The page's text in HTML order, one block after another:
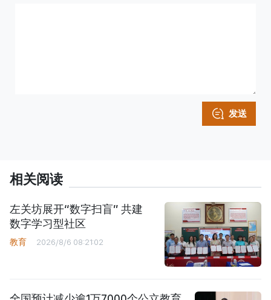
发送
相关阅读
左关坊展开“数字扫盲” 共建
数字学习型社区
教育 2026/8/6 08:21:02